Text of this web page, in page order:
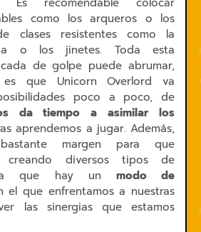
como los arqueros o los
clases resistentes como la
o los jinetes. Toda esta
de golpe puede abrumar,
que Unicorn Overlord va
poco a poco, de
da tiempo a asimilar los
aprendemos a jugar. Además,
margen para que
creando diversos tipos de
ya que hay un modo de
el que enfrentamos a nuestras
las sinergias que estamos